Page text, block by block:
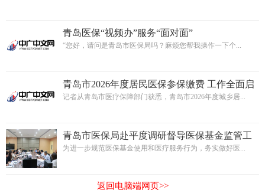
青岛医保“视频办”服务“面对面”
“您好，请问是青岛市医保局吗？麻烦您帮我操作一下个...
青岛市2026年度居民医保参保缴费 工作全面启
动
记者从青岛市医疗保障部门获悉，青岛市2026年度城乡居...
青岛市医保局赴平度调研督导医保基金监管工
作
为进一步规范医保基金使用和医疗服务行为，务实做好医...
返回电脑端网页>>